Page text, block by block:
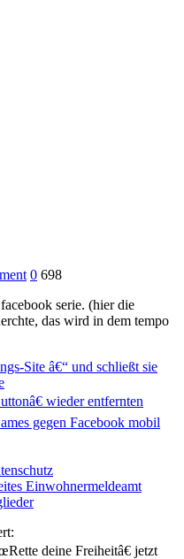
on
wtf?
(7)
0 698
serie. (hier die
das wird in dem tempo
Site â€“ und schließt sie
wieder entfernten
gegen Facebook mobil
Einwohnermeldeamt
deine Freiheitâ€ jetzt